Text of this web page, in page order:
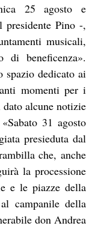
25 agosto e
presidente Pino -,
musicali,
beneficenza».
spazio dedicato ai
momenti per i
alcune notizie
31 agosto
presieduta dal
che, anche
la processione
e le piazze della
campanile della
don Andrea